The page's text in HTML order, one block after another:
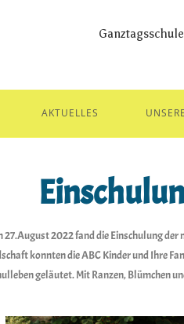
AKTUELLES
27.August 2022 fand die Einschulung der
konnten die ABC Kinder und Ihre
geläutet. Mit Ranzen, Blümchen